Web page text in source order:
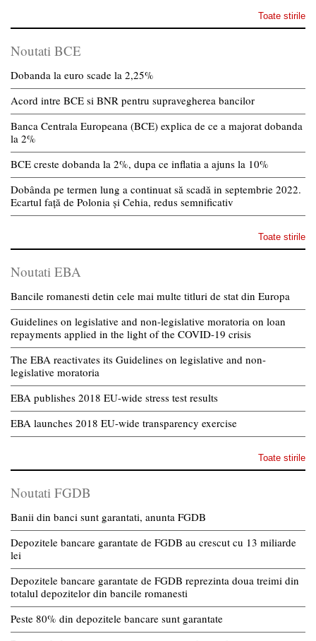
Toate stirile
Noutati BCE
Dobanda la euro scade la 2,25%
Acord intre BCE si BNR pentru supravegherea bancilor
Banca Centrala Europeana (BCE) explica de ce a majorat dobanda
la 2%
BCE creste dobanda la 2%, dupa ce inflatia a ajuns la 10%
Dobânda pe termen lung a continuat să scadă in septembrie 2022.
Ecartul față de Polonia și Cehia, redus semnificativ
Toate stirile
Noutati EBA
Bancile romanesti detin cele mai multe titluri de stat din Europa
Guidelines on legislative and non-legislative moratoria on loan
repayments applied in the light of the COVID-19 crisis
The EBA reactivates its Guidelines on legislative and non-
legislative moratoria
EBA publishes 2018 EU-wide stress test results
EBA launches 2018 EU-wide transparency exercise
Toate stirile
Noutati FGDB
Banii din banci sunt garantati, anunta FGDB
Depozitele bancare garantate de FGDB au crescut cu 13 miliarde
lei
Depozitele bancare garantate de FGDB reprezinta doua treimi din
totalul depozitelor din bancile romanesti
Peste 80% din depozitele bancare sunt garantate